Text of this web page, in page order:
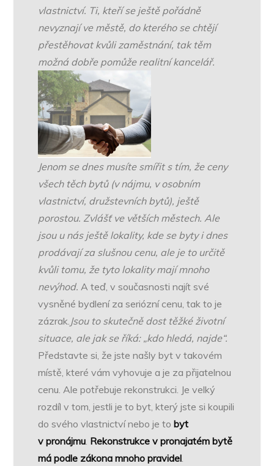
vlastnictví. Ti, kteří se ještě pořádně
nevyznají ve městě, do kterého se chtějí
přestěhovat kvůli zaměstnání, tak těm
možná dobře pomůže realitní kancelář.
Jenom se dnes musíte smířit s tím, že ceny
všech těch bytů (v nájmu, v osobním
vlastnictví, družstevních bytů), ještě
porostou. Zvlášť ve větších městech. Ale
jsou u nás ještě lokality, kde se byty i dnes
prodávají za slušnou cenu, ale je to určitě
kvůli tomu, že tyto lokality mají mnoho
nevýhod.A teď, v současnosti najít své
vysněné bydlení za seriózní cenu, tak to je
zázrak.Jsou to skutečně dost těžké životní
situace, ale jak se říká: „kdo hledá, najde“.
Představte si, že jste našly byt v takovém
místě, které vám vyhovuje a je za přijatelnou
cenu. Ale potřebuje rekonstrukci. Je velký
rozdíl v tom, jestli je to byt, který jste si koupili
do svého vlastnictví nebo je tobyt
v pronájmu. Rekonstrukce v pronajatém bytě
má podle zákona mnoho pravidel.